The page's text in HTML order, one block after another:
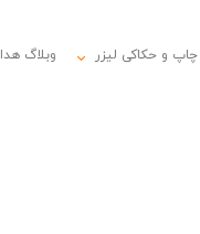
چاپ و حکاکی لیزر وبلاگ